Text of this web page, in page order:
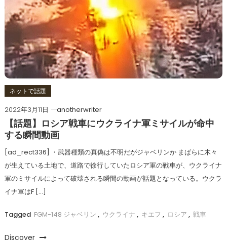
ネットで話題
2022年3月11日
anotherwriter
【話題】ロシア戦車にウクライナ軍ミサイルが命中
する瞬間動画
[ad_rect336] ・武器種類の真偽は不明だがジャベリンか まばらに木々
が生えている土地で、道路で徐行していたロシア軍の戦車が、ウクライナ
軍のミサイルによって破壊される瞬間の動画が話題となっている。ウクラ
イナ軍はF […]
Tagged FGM-148 ジャベリン , ウクライナ , キエフ , ロシア , 戦車
Discover